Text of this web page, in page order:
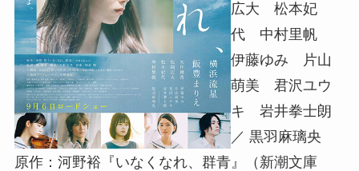
広大 松本妃
代 中村里帆
伊藤ゆみ 片山
萌美 君沢ユウ
キ 岩井拳士朗
／ 黒羽麻璃央
原作：河野裕『いなくなれ、群青』（新潮文庫